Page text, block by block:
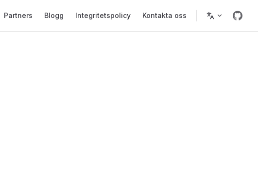
Partners Blogg Integritetspolicy Kontakta oss